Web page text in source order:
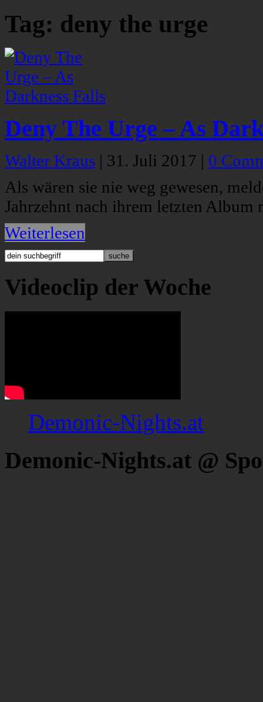
Tag: deny the urge
Deny The Urge – As
Walter Kraus | 31. Juli 2017 | 0
Als wären sie nie weg gewesen,
Jahrzehnt nach ihrem letzten
Weiterlesen
Videoclip der Woche
Demonic-Nights.at
Demonic-Nights.at @